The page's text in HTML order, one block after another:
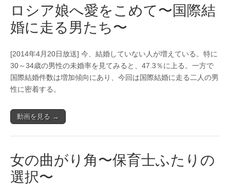
ロシア娘へ愛をこめて〜国際結
婚に走る男たち〜
[2014年4月20日放送] 今、結婚していない人が増えている。特に
30～34歳の男性の未婚率を見てみると、47.3％に上る。一方で
国際結婚件数は増加傾向にあり、今回は国際結婚に走る二人の男
性に密着する。
動画を見る →
女の曲がり角〜保育士ふたりの
選択〜